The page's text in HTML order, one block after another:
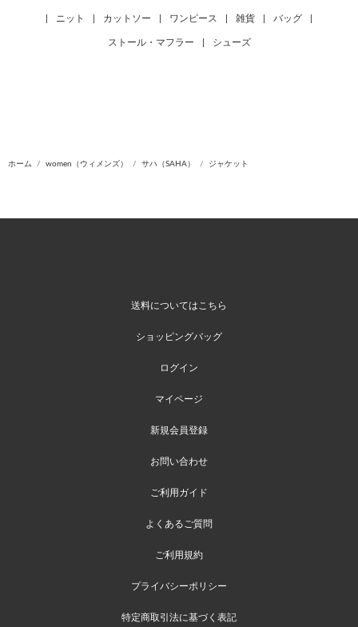
ニット カットソー ワンピース 雑貨 バッグ
ストール・マフラー シューズ
ホーム women（ウィメンズ） サハ（SAHA） ジャケット
送料についてはこちら
ショッピングバッグ
ログイン
マイページ
新規会員登録
お問い合わせ
ご利用ガイド
よくあるご質問
ご利用規約
プライバシーポリシー
特定商取引法に基づく表記